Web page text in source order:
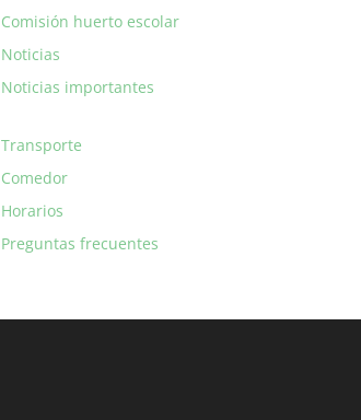
Comisión huerto escolar
Noticias
Noticias importantes
Transporte
Comedor
Horarios
Preguntas frecuentes